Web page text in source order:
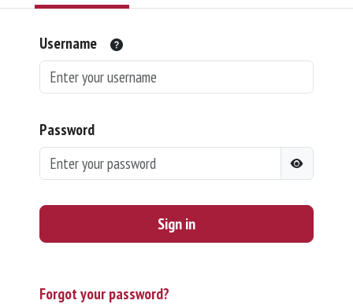
Username
Password
Sign in
Forgot your password?